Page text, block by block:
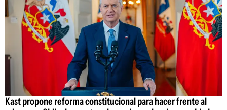
Kast propone reforma constitucional para hacer frente al